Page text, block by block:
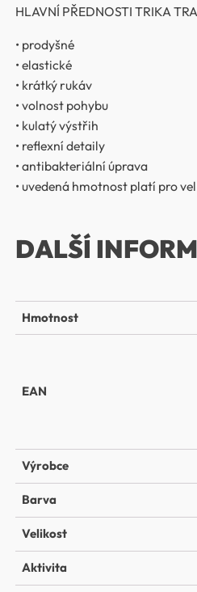
HLAVNÍ PŘEDNOSTI TRIKA
• prodyšné
• elastické
• krátký rukáv
• volnost pohybu
• kulatý výstřih
• reflexní detaily
• antibakteriální úprava
• uvedená hmotnost platí pro
DALŠÍ
Hmotnost
EAN
Výrobce
Barva
Velikost
Aktivita